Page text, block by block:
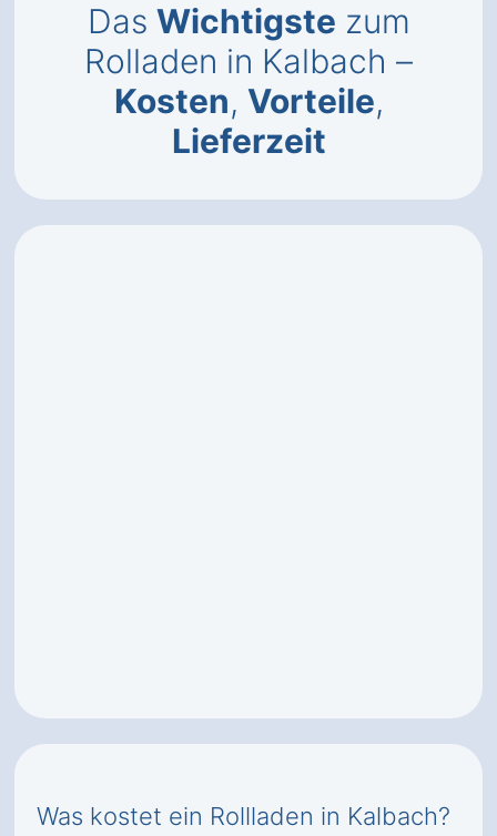
Das Wichtigste zum
Rolladen in Kalbach –
Kosten, Vorteile,
Lieferzeit
Was kostet ein Rollladen in Kalbach?